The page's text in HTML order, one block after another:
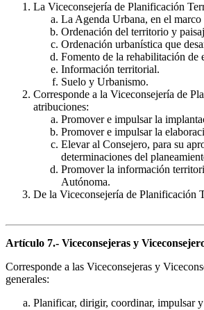
La Viceconsejería de Planificación
La Agenda Urbana, en el
Ordenación del territorio y
Ordenación urbanística que
Fomento de la rehabilitación de
Información territorial.
Suelo y Urbanismo.
Corresponde a la Viceconsejería de
atribuciones:
Promover e impulsar la
Promover e impulsar la
Elevar al Consejero, para su
determinaciones del
Promover la información
Autónoma.
De la Viceconsejería de Planificación
Artículo 7.- Viceconsejeras y
Corresponde a las Viceconsejeras y
generales:
Planificar, dirigir, coordinar, impulsar